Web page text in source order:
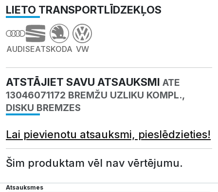
LIETO TRANSPORTLĪDZEKĻOS
AUDISEATSKODA VW
ATSTĀJIET SAVU ATSAUKSMI ATE
13046071172 BREMŽU UZLIKU KOMPL.,
DISKU BREMZES
Lai pievienotu atsauksmi, pieslēdzieties!
Šim produktam vēl nav vērtējumu.
Atsauksmes